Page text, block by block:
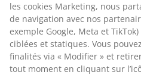
Notes
(3)
les cookies Marketing, nous
de navigation avec nos
exemple Google, Meta et
ciblées et statiques. Vous
finalités via « Modifier » et
tout moment en cliquant sur